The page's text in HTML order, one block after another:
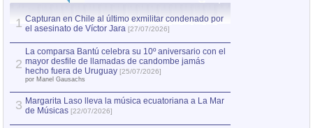
1 Capturan en Chile al último exmilitar condenado por
el asesinato de Víctor Jara [27/07/2026]
2
La comparsa Bantú celebra su 10º aniversario con el
mayor desfile de llamadas de candombe jamás
hecho fuera de Uruguay [25/07/2026]
por Manel Gausachs
3 Margarita Laso lleva la música ecuatoriana a La Mar
de Músicas [22/07/2026]